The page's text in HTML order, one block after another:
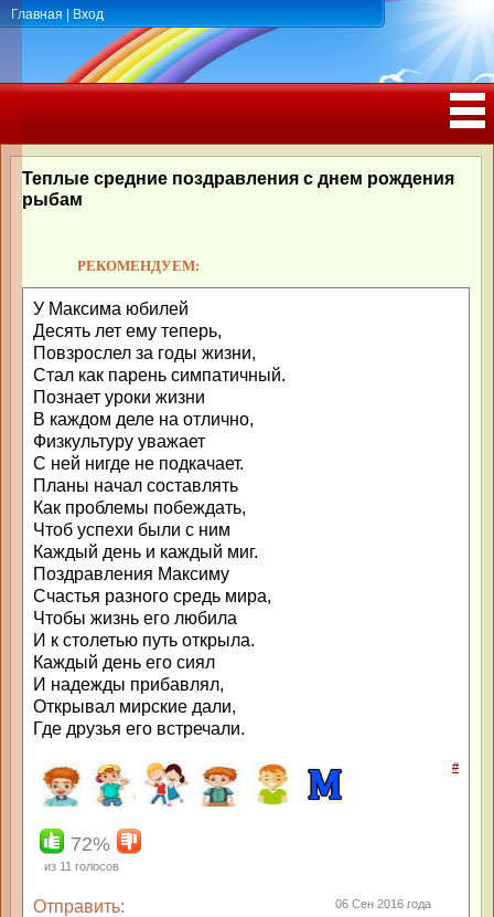
Главная Вход
РОЖДЕНИЯ, ЮБИЛЕЕМ
Теплые средние поздравления с днем рождения
рыбам
РЕКОМЕНДУЕМ:
У Максима юбилей
Десять лет ему теперь,
Повзрослел за годы жизни,
Стал как парень симпатичный.
Познает уроки жизни
В каждом деле на отлично,
Физкультуру уважает
С ней нигде не подкачает.
Планы начал составлять
Как проблемы побеждать,
Чтоб успехи были с ним
Каждый день и каждый миг.
Поздравления Максиму
Счастья разного средь мира,
Чтобы жизнь его любила
И к столетью путь открыла.
Каждый день его сиял
И надежды прибавлял,
Открывал мирские дали,
Где друзья его встречали.
#
72%
из 11 голосов
Отправить:
06 Сен 2016 года